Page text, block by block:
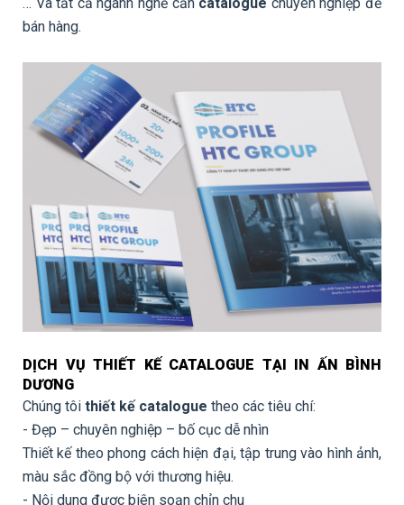
… Và tất cả ngành nghề cầncatalogue chuyên nghiệp để
bán hàng.
DỊCH VỤ THIẾT KẾ CATALOGUE TẠI IN ẤN BÌNH
DƯƠNG
Chúng tôi thiết kế catalogue theo các tiêu chí:
- Đẹp – chuyên nghiệp – bố cục dễ nhìn
Thiết kế theo phong cách hiện đại, tập trung vào hình ảnh,
màu sắc đồng bộ với thương hiệu.
- Nội dung được biên soạn chỉn chu